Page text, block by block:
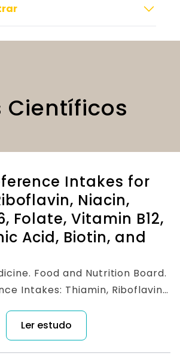
Científicos
Intakes for
Niacin,
Folate, Vitamin B12,
Acid, Biotin, and
Food and Nutrition Board.
Intakes: Thiamin, Riboflavin,
Folate, Vitamin B12,
Biotin, and Choline.
National Academy Press; 1998.
Ler estudo